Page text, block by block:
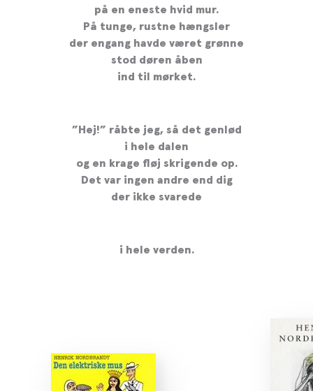
på en eneste hvid mur.
På tunge, rustne hængsler
der engang havde været grønne
stod døren åben
ind til mørket.
”Hej!” råbte jeg, så det genlød
i hele dalen
og en krage fløj skrigende op.
Det var ingen andre end dig
der ikke svarede
i hele verden.